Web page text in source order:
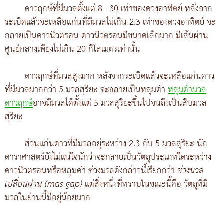
ดาวฤกษ์ที่มีมวลตั้งแต่ 8 - 30 เท่าของดวงอาทิตย์ หลังจาก
ระเบิดแล้วจะเหลือแก่นที่มีมวลไม่เกิน 2.3 เท่าของดวงอาทิตย์ จะ
กลายเป็นดาวนิวตรอน ดาวนิวตรอนมีขนาดเล็กมาก มีเส้นผ่าน
ศูนย์กลางเพียงไม่เกิน 20 กิโลเมตรเท่านั้น
ดาวฤกษ์ที่มวลสูงมาก หลังจากระเบิดแล้วจะเหลือแก่นดาว
ที่มีมวลมากกว่า 5 มวลสุริยะ จะกลายเป็นหลุมดำหลุมดำมวล
ดาวฤกษ์อาจมีมวลได้ตั้งแต่ 5 มวลสุริยะขึ้นไปจนถึงเป็นสิบมวล
สุริยะ
ส่วนแก่นดาวที่มีมวลอยู่ระหว่าง 2.3 กับ 5 มวลสุริยะ นัก
ดาราศาสตร์ยังไม่แน่ใจนักว่าจะกลายเป็นวัตถุประเภทใดระหว่าง
ดาวนิวตรอนหรือหลุมดำ ช่วงมวลดังกล่าวนี้เรียกกว่าช่วงมวล
เปลี่ยนผ่าน (mas gap)แต่สิ่งหนึ่งที่ทราบในขณะนี้คือ วัตถุที่มี
มวลในย่านนี้มีอยู่น้อยมาก